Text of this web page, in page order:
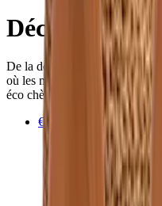
Décoration
De la déco eco-friendly,
où les matières naturelles
éco chèques Monizze, Pluxee
€109.95